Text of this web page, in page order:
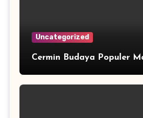
Uncategorized
Cermin Budaya Populer